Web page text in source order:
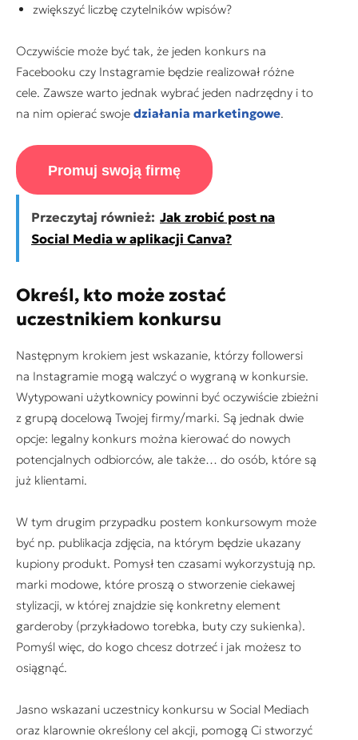
zwiększyć liczbę czytelników wpisów?
Oczywiście może być tak, że jeden konkurs na
Facebooku czy Instagramie będzie realizował różne
cele. Zawsze warto jednak wybrać jeden nadrzędny i to
na nim opierać swoje działania marketingowe.
Promuj swoją firmę
Przeczytaj również: Jak zrobić post na
Social Media w aplikacji Canva?
Określ, kto może zostać
uczestnikiem konkursu
Następnym krokiem jest wskazanie, którzy followersi
na Instagramie mogą walczyć o wygraną w konkursie.
Wytypowani użytkownicy powinni być oczywiście zbieżni
z grupą docelową Twojej firmy/marki. Są jednak dwie
opcje: legalny konkurs można kierować do nowych
potencjalnych odbiorców, ale także… do osób, które są
już klientami.
W tym drugim przypadku postem konkursowym może
być np. publikacja zdjęcia, na którym będzie ukazany
kupiony produkt. Pomysł ten czasami wykorzystują np.
marki modowe, które proszą o stworzenie ciekawej
stylizacji, w której znajdzie się konkretny element
garderoby (przykładowo torebka, buty czy sukienka).
Pomyśl więc, do kogo chcesz dotrzeć i jak możesz to
osiągnąć.
Jasno wskazani uczestnicy konkursu w Social Mediach
oraz klarownie określony cel akcji, pomogą Ci stworzyć